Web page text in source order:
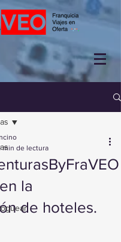
la
de hoteles.
min de lectura
5 estrellas.